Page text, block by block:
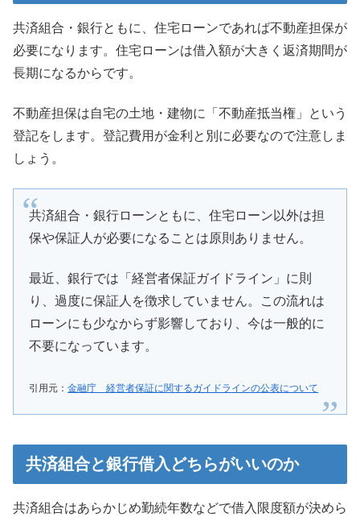
共済組合・銀行ともに、住宅ローンであれば不動産担保が
必要になります。住宅ローンは借入額が大きく返済期間が
長期になるからです。
不動産担保は自宅の土地・建物に「不動産抵当権」という
登記をします。登記費用が金利と別に必要なので注意しま
しょう。
共済組合・銀行ローンともに、住宅ローン以外は担
保や保証人が必要になることは原則ありません。
最近、銀行では「経営者保証ガイドライン」に則
り、過度に保証人を徴求していません。この流れは
ローンにも少なからず影響しており、今は一般的に
不要になっています。
引用元：金融庁 経営者保証に関するガイドラインの公表について
共済組合と銀行借入どちらがいいのか
共済組合はあらかじめ勤続年数などで借入限度額が決めら